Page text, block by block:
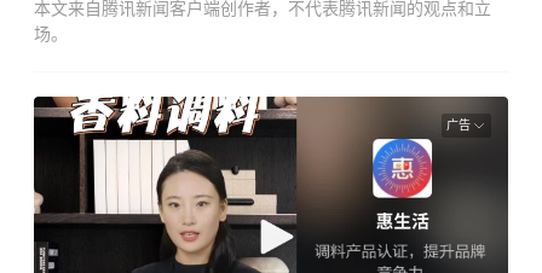
本文来自腾讯新闻客户端创作者，不代表腾讯新闻的观点和立
场。
广告